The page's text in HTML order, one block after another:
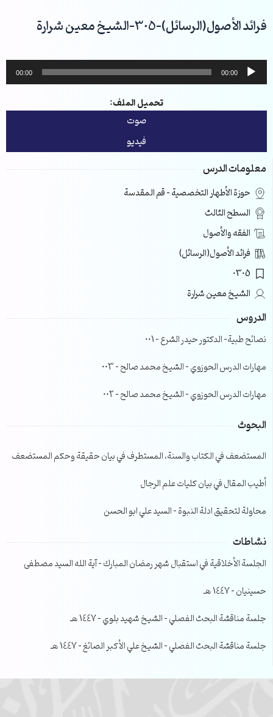
إلى
المحتوى
فرائد الأصول(الرسائل)-305-الشيخ معين شرارة
مشغل
الصوت
00:00
00:00
تحميل الملف:
صوت
فيديو
معلومات الدرس
حوزة الأطهار التخصصية – قم المقدسة
السطح الثالث
الفقه والأصول
فرائد الأصول(الرسائل)
0305
الشيخ معين شرارة
الدروس
نصائح طبية- الدكتور حيدر الشرع – 001
مهارات الدرس الحوزوي – الشيخ محمد صالح – 003
مهارات الدرس الحوزوي – الشيخ محمد صالح – 002
البحوث
المستضعف في الكتاب والسنة، المستطرف في بيان حقيقة وحكم المستضعف
أطيب المقال في بيان كليات علم الرجال
محاولة لتحقيق ادلة النبوة – السيد علي ابو الحسن
نشاطات
الجلسة الأخلاقية في استقبال شهر رمضان المبارك – آية الله السيد مصطفى
حسينيان – 1447 هـ
جلسة مناقشة البحث الفصلي – الشيخ شهيد بلوي – 1447 هـ
جلسة مناقشة البحث الفصلي – الشيخ علي الأكبر الصائغ – 1447 هـ